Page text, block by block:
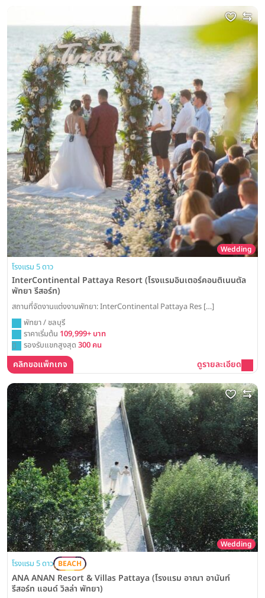
Wedding
โรงแรม 5 ดาว
InterContinental Pattaya Resort (โรงแรมอินเตอร์คอนติเนนตัล
พัทยา รีสอร์ท)
สถานที่จัดงานแต่งงานพัทยา: InterContinental Pattaya Res […]
พัทยา / ชลบุรี
ราคาเริ่มต้น 109,999+ บาท
รองรับแขกสูงสุด 300 คน
คลิกขอแพ็กเกจ ดูรายละเอียด
Wedding
โรงแรม 5 ดาว BEACH
ANA ANAN Resort & Villas Pattaya (โรงแรม อาณา อานันท์
รีสอร์ท แอนด์ วิลล่า พัทยา)